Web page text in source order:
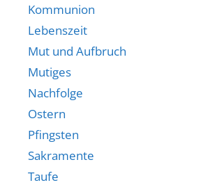
Kommunion
Lebenszeit
Mut und Aufbruch
Mutiges
Nachfolge
Ostern
Pfingsten
Sakramente
Taufe